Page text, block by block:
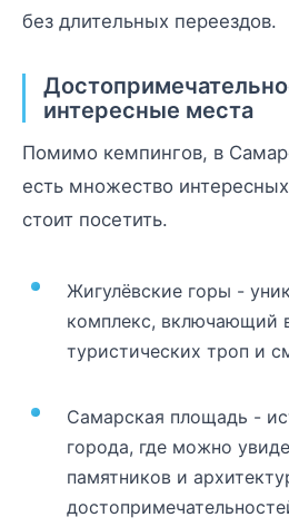
без длительных переездов.
интересные места
Помимо кемпингов, в
есть множество
стоит посетить.
Жигулёвские горы -
комплекс, включающий
туристических троп и
Самарская площадь -
города, где можно
памятников и